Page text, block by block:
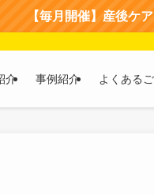
産後ケア＆マタニティ
介 事例紹介 よくある